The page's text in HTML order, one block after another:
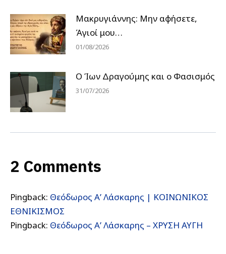
Μακρυγιάννης: Μην αφήσετε,
Άγιοί μου…
01/08/2026
Ο Ίων Δραγούμης και ο Φασισμός
31/07/2026
2 Comments
Pingback: Θεόδωρος Α’ Λάσκαρης | ΚΟΙΝΩΝΙΚΟΣ
ΕΘΝΙΚΙΣΜΟΣ
Pingback: Θεόδωρος Α’ Λάσκαρης – ΧΡΥΣΗ ΑΥΓΗ